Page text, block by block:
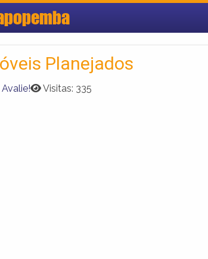
Planejados
Avalie! Visitas: 335